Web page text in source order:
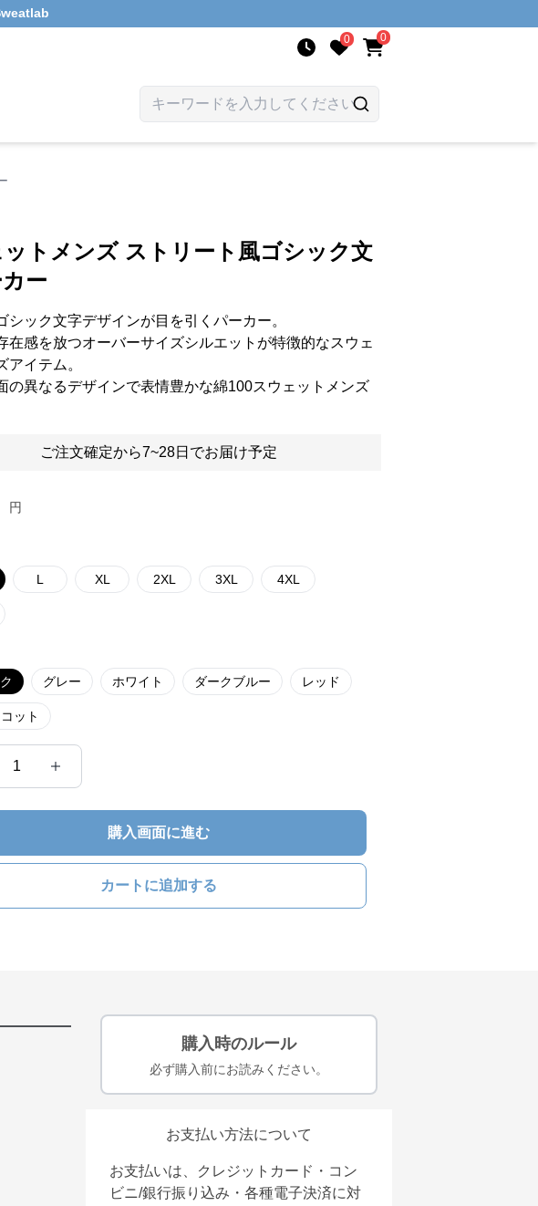
0 0
トメンズ ストリート風ゴシック文
ー
シック文字デザインが目を引くパーカー。
在感を放つオーバーサイズシルエットが特徴的なスウェ
アイテム。
の異なるデザインで表情豊かな綿100スウェットメンズ
ご注文確定から7~28日でお届け予定
円
L XL 2XL 3XL 4XL
グレー ホワイト ダークブルー レッド
ット
1
購入画面に進む
カートに追加する
購入時のルール
必ず購入前にお読みください。
お支払い方法について
お支払いは、クレジットカード・コン
ビニ/銀行振り込み・各種電子決済に対